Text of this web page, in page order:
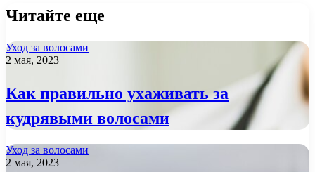
Читайте еще
Уход за волосами
2 мая, 2023
Как правильно ухаживать за
кудрявыми волосами
Уход за волосами
2 мая, 2023